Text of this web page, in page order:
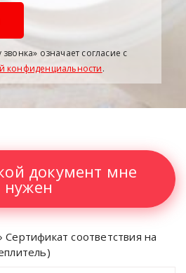
означает согласие с
конфиденциальности.
документ мне
нужен
Сертификат соответствия на